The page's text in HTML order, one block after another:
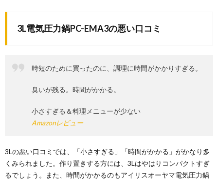
3L電気圧力鍋PC-EMA3の悪い口コミ
時短のために買ったのに、調理に時間がかかりすぎる。
臭いが残る。時間がかかる。
小さすぎる＆料理メニューが少ない
Amazonレビュー
3Lの悪い口コミでは、「小さすぎる」「時間がかかる」がかなり多
くみられました。作り置きする方には、3Lはやはりコンパクトすぎ
るでしょう。また、時間がかかるのもアイリスオーヤマ電気圧力鍋